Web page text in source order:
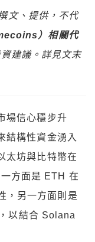
文、提供，不代
）相關代
建議。詳見文末
場信心穩步升
結構性資金湧入
太坊與比特幣在
方面是 ETH 在
，另一方面則是
以結合 Solana